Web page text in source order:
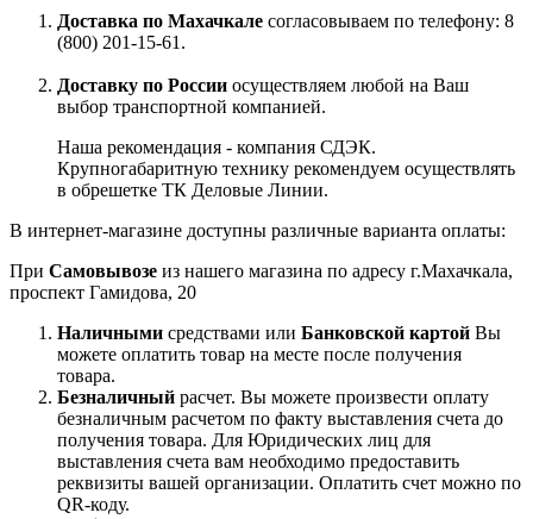
Доставка по Махачкале согласовываем по телефону: 8
(800) 201-15-61.
Доставку по России осуществляем любой на Ваш
выбор транспортной компанией.
Наша рекомендация - компания СДЭК.
Крупногабаритную технику рекомендуем осуществлять
в обрешетке ТК Деловые Линии.
В интернет-магазине доступны различные варианта оплаты:
При Самовывозе из нашего магазина по адресу г.Махачкала,
проспект Гамидова, 20
Наличными средствами или Банковской картой Вы
можете оплатить товар на месте после получения
товара.
Безналичный расчет. Вы можете произвести оплату
безналичным расчетом по факту выставления счета до
получения товара. Для Юридических лиц для
выставления счета вам необходимо предоставить
реквизиты вашей организации. Оплатить счет можно по
QR-коду.